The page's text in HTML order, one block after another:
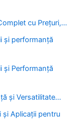
cu Prețuri,…
și performanță
și Performanță
și Versatilitate…
și Aplicații pentru